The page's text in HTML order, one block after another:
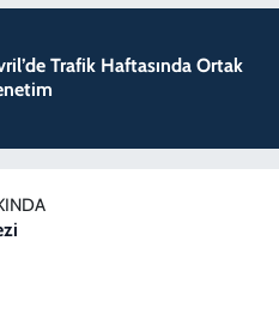
Trafik Haftasında Ortak